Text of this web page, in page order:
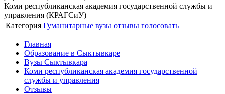
Коми республиканская академия государственной службы и
управления (КРАГСиУ)
Категория Гуманитарные вузы отзывы голосовать
Главная
Образование в Сыктывкаре
Вузы Сыктывкара
Коми республиканская академия государственной
службы и управления
Отзывы